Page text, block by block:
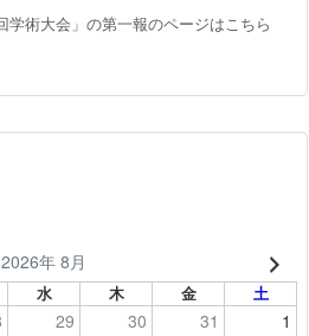
学術大会」の第一報のページはこちら
2026年 8月
水 木 金 土
29 30 31 1